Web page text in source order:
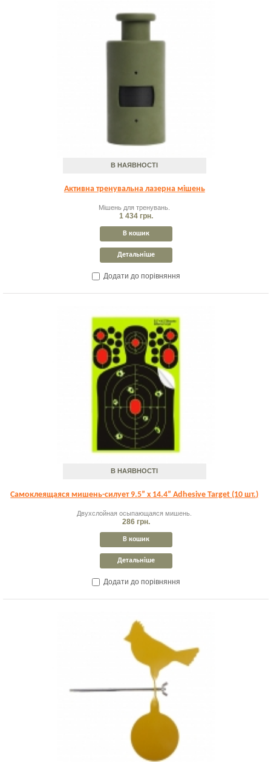
В НАЯВНОСТІ
Активна тренувальна лазерна мішень
Мішень для тренувань.
1 434 грн.
В кошик
Детальніше
Додати до порівняння
В НАЯВНОСТІ
Самоклеящаяся мишень-силует 9.5” x 14.4” Adhesive Target (10 шт.)
Двухслойная осыпающаяся мишень.
286 грн.
В кошик
Детальніше
Додати до порівняння